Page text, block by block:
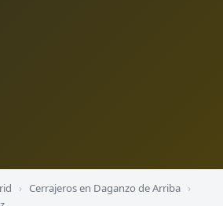
› Cerrajeros en Daganzo de Arriba ›